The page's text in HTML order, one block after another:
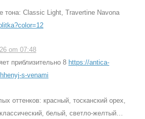
тона: Classic Light, Travertine Navona
om 07:48
приблизительно 8 https://antica-
s-venami
оттенков: красный, тосканский орех,
белый, светло-желтый…